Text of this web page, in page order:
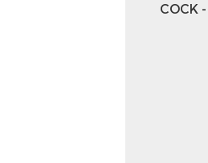
COCK